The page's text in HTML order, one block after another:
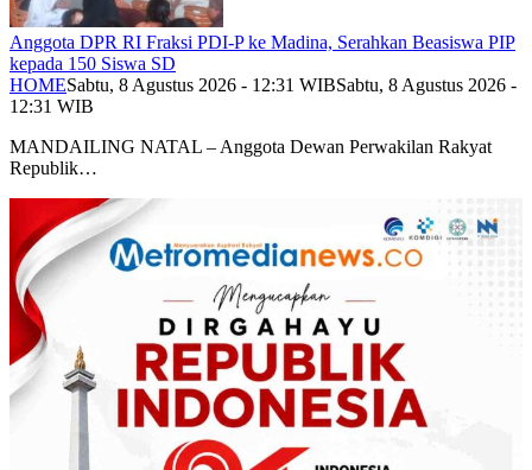
Anggota DPR RI Fraksi PDI-P ke Madina, Serahkan Beasiswa PIP
kepada 150 Siswa SD
HOMESabtu, 8 Agustus 2026 - 12:31 WIBSabtu, 8 Agustus 2026 -
12:31 WIB
MANDAILING NATAL – Anggota Dewan Perwakilan Rakyat
Republik…